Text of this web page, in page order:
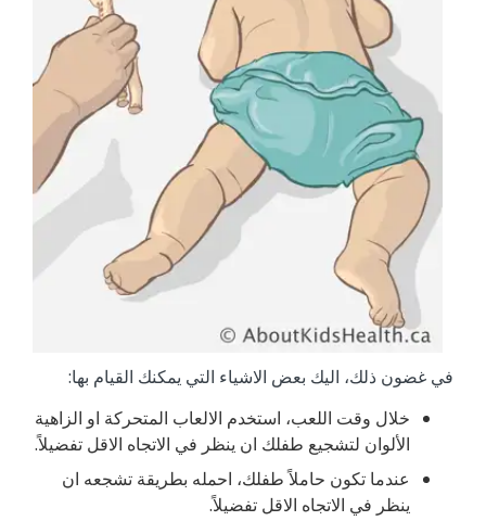
في غضون ذلك، اليك بعض الاشياء التي يمكنك القيام بها:
خلال وقت اللعب، استخدم الالعاب المتحركة او الزاهية
الألوان لتشجيع طفلك ان ينظر في الاتجاه الاقل تفضيلاً.
عندما تكون حاملاً طفلك، احمله بطريقة تشجعه ان
ينظر في الاتجاه الاقل تفضيلاً.